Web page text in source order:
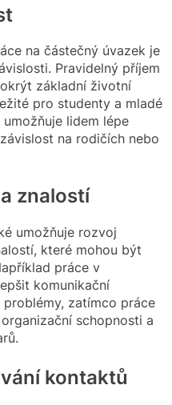
na částečný úvazek je
Pravidelný příjem
základní životní
pro studenty a mladé
lidem lépe
na rodičích nebo
znalostí
umožňuje rozvoj
které mohou být
práce v
komunikační
zatímco práce
schopnosti a
kontaktů